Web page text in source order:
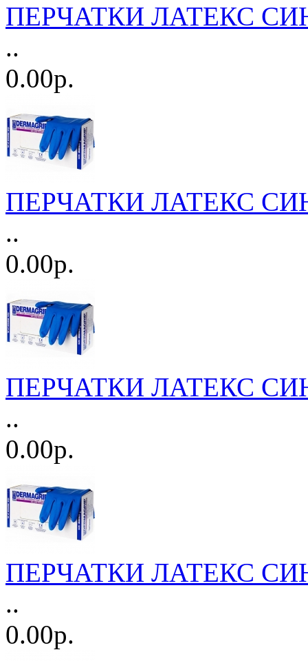
ПЕРЧАТКИ ЛАТЕКС
..
0.00р.
ПЕРЧАТКИ ЛАТЕКС
..
0.00р.
ПЕРЧАТКИ ЛАТЕКС
..
0.00р.
ПЕРЧАТКИ ЛАТЕКС
..
0.00р.